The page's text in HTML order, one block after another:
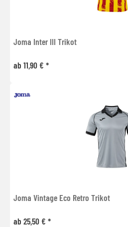
Joma Inter III Trikot
ab 11,90 € *
Joma Vintage Eco Retro Trikot
ab 25,50 € *